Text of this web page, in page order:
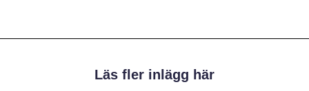
Läs fler inlägg här